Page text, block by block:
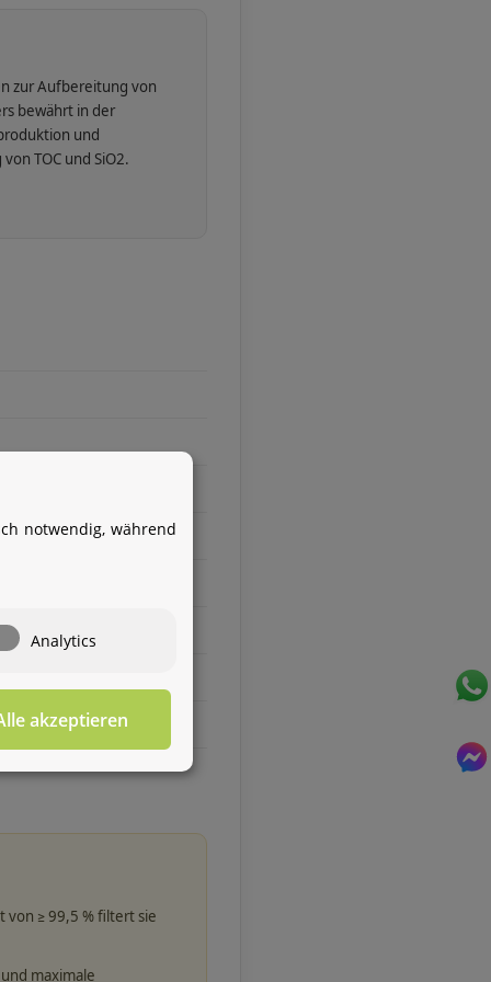
zur Aufbereitung von
bewährt in der
und
TOC und SiO2.
von ≥ 99,5 % filtert sie
maximale
Ihr WhatsApp-Kontakt zum
Ihnen behilflich sein?
Für diesen Service benötigen Sie WhatsApp. Alternativ
notwendig, während
Analytics
akzeptieren